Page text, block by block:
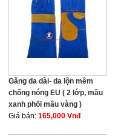
Găng da dài- da lộn mềm
chống nóng EU ( 2 lớp, mầu
xanh phối mầu vàng )
Giá bán: 165,000 Vnđ